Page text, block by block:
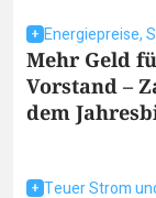
Mehr Geld
Vorstand –
dem
Teuer Strom